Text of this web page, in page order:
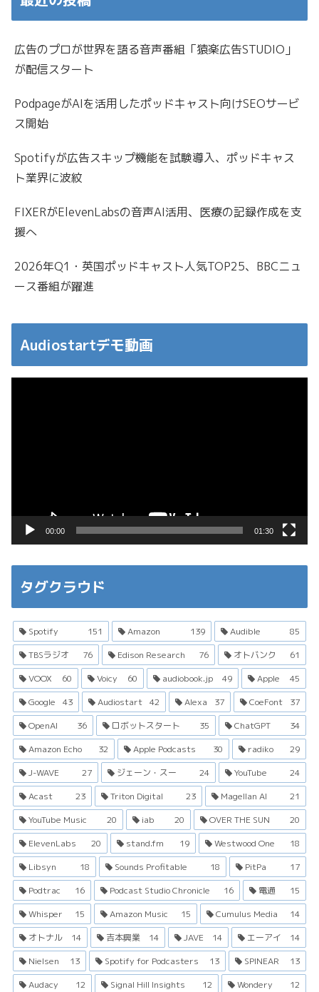
広告のプロが世界を語る音声番組「猿楽広告STUDIO」
が配信スタート
PodpageがAIを活用したポッドキャスト向けSEOサービ
ス開始
Spotifyが広告スキップ機能を試験導入、ポッドキャス
ト業界に波紋
FIXERがElevenLabsの音声AI活用、医療の記録作成を支
援へ
2026年Q1・英国ポッドキャスト人気TOP25、BBCニュ
ース番組が躍進
Audiostartデモ動画
00:00 01:30
タグクラウド
Spotify 151 Amazon 139 Audible
85
TBSラジオ
76 Edison Research 76 オトバンク
61
VOOX
60 Voicy 60 audiobook.jp 49 Apple
45
Google
43 Audiostart 42 Alexa 37 CoeFont
37
OpenAI
36 ロボットスタート 35 ChatGPT
34
Amazon Echo
32 Apple Podcasts 30 radiko
29
J-WAVE
27 ジェーン・スー 24 YouTube
24
Acast
23 Triton Digital 23 Magellan AI
21
YouTube Music
20 iab 20 OVER THE SUN
20
ElevenLabs
20 stand.fm 19 Westwood One
18
Libsyn
18 Sounds Profitable 18 PitPa
17
Podtrac
16 Podcast Studio Chronicle 16 電通
15
Whisper
15 Amazon Music 15 Cumulus Media
14
オトナル
14 吉本興業 14 JAVE 14 エーアイ
14
Nielsen
13 Spotify for Podcasters 13 SPINEAR
13
Audacy
12 Signal Hill Insights 12 Wondery
12